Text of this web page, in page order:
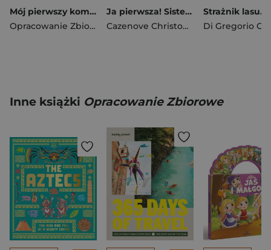
Mój pierwszy komiks. Poziom 2. Wielki wyścig poszukiwaczy. Disney Stitch
Opracowanie Zbiorowe
Ja pierwsza! Sisters. Tom 20
Cazenove Christophe
Inne książki Opracowanie Zbiorowe